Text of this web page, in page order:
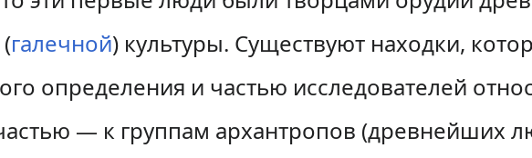
(галечной) культуры. Существуют находки,
определения и частью исследователей
— к группам архантропов (древнейших